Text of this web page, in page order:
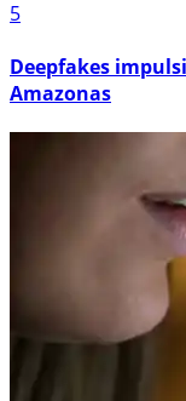
5
Deepfakes
Amazonas